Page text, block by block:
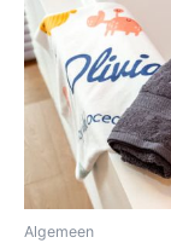
Algemeen